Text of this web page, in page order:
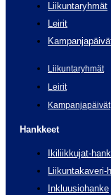
Liikuntaryhmät
Leirit
Liikuntaryhmät
Leirit
Kampanjapäivät
Hankkeet
Ikiliikkujat-
Liikuntakaveri-
Inkluusiohanke